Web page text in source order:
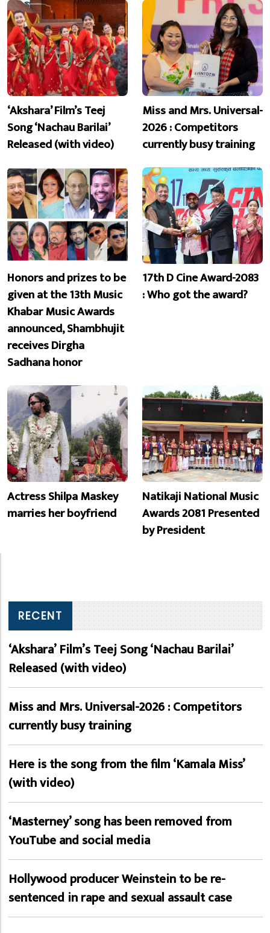
‘Akshara’ Film’s Teej
Song ‘Nachau Barilai’
Released (with video)
Miss and Mrs. Universal-
2026 : Competitors
currently busy training
Honors and prizes to be
given at the 13th Music
Khabar Music Awards
announced, Shambhujit
receives Dirgha
Sadhana honor
17th D Cine Award-2083
: Who got the award?
Actress Shilpa Maskey
marries her boyfriend
Natikaji National Music
Awards 2081 Presented
by President
RECENT
‘Akshara’ Film’s Teej Song ‘Nachau Barilai’
Released (with video)
Miss and Mrs. Universal-2026 : Competitors
currently busy training
Here is the song from the film ‘Kamala Miss’
(with video)
‘Masterney’ song has been removed from
YouTube and social media
Hollywood producer Weinstein to be re-
sentenced in rape and sexual assault case